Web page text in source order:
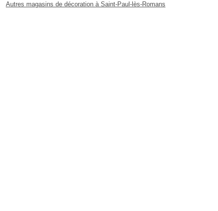
Autres magasins de décoration à Saint-Paul-lès-Romans